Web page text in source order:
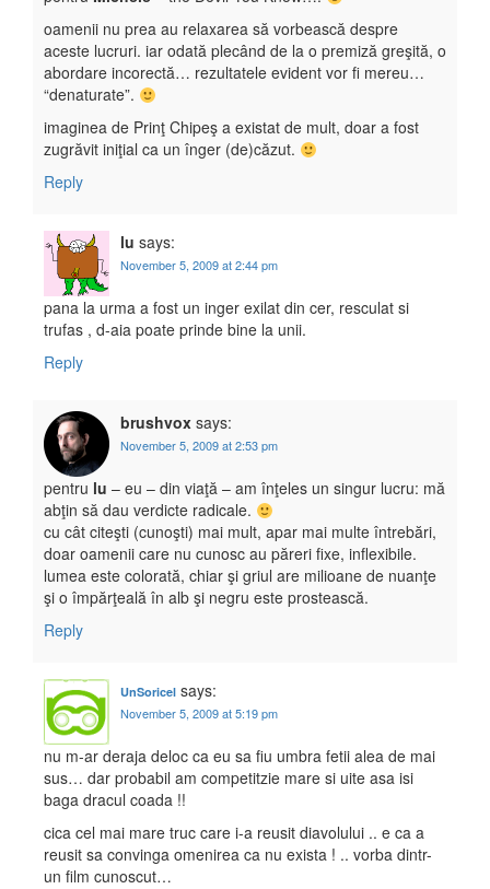
oamenii nu prea au relaxarea să vorbească despre
aceste lucruri. iar odată plecând de la o premiză greşită, o
abordare incorectă… rezultatele evident vor fi mereu…
“denaturate”.
imaginea de Prinţ Chipeş a existat de mult, doar a fost
zugrăvit iniţial ca un înger (de)căzut.
Reply
lu says:
November 5, 2009 at 2:44 pm
pana la urma a fost un inger exilat din cer, resculat si
trufas , d-aia poate prinde bine la unii.
Reply
brushvox says:
November 5, 2009 at 2:53 pm
pentru lu – eu – din viaţă – am înţeles un singur lucru: mă
abţin să dau verdicte radicale.
cu cât citeşti (cunoşti) mai mult, apar mai multe întrebări,
doar oamenii care nu cunosc au păreri fixe, inflexibile.
lumea este colorată, chiar şi griul are milioane de nuanţe
şi o împărţeală în alb şi negru este prostească.
Reply
UnSoricel says:
November 5, 2009 at 5:19 pm
nu m-ar deraja deloc ca eu sa fiu umbra fetii alea de mai
sus… dar probabil am competitzie mare si uite asa isi
baga dracul coada !!
cica cel mai mare truc care i-a reusit diavolului .. e ca a
reusit sa convinga omenirea ca nu exista ! .. vorba dintr-
un film cunoscut…